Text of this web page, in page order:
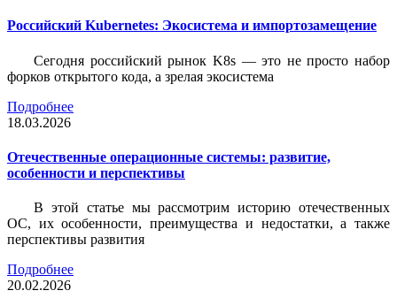
Российский Kubernetes: Экосистема и импортозамещение
Сегодня российский рынок K8s — это не просто набор
форков открытого кода, а зрелая экосистема
Подробнее
18.03.2026
Отечественные операционные системы: развитие,
особенности и перспективы
В этой статье мы рассмотрим историю отечественных
ОС, их особенности, преимущества и недостатки, а также
перспективы развития
Подробнее
20.02.2026